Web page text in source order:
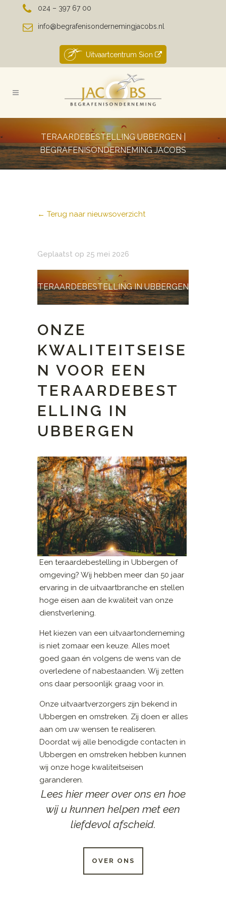
024 – 397 67 00
info@begrafenisondernemingjacobs.nl
Uitvaartcentrum Sion
TERAARDEBESTELLING UBBERGEN |
BEGRAFENISONDERNEMING JACOBS
← Terug naar nieuwsoverzicht
Geplaatst op 25 mei 2026
TERAARDEBESTELLING IN UBBERGEN
ONZE
KWALITEITSEISE
N VOOR EEN
TERAARDEBEST
ELLING IN
UBBERGEN
Een teraardebestelling in Ubbergen of
omgeving? Wij hebben meer dan 50 jaar
ervaring in de uitvaartbranche en stellen
hoge eisen aan de kwaliteit van onze
dienstverlening.
Het kiezen van een uitvaartonderneming
is niet zomaar een keuze. Alles moet
goed gaan én volgens de wens van de
overledene of nabestaanden. Wij zetten
ons daar persoonlijk graag voor in.
Onze uitvaartverzorgers zijn bekend in
Ubbergen en omstreken. Zij doen er alles
aan om uw wensen te realiseren.
Doordat wij alle benodigde contacten in
Ubbergen en omstreken hebben kunnen
wij onze hoge kwaliteitseisen
garanderen.
Lees hier meer over ons en hoe
wij u kunnen helpen met een
liefdevol afscheid.
OVER ONS